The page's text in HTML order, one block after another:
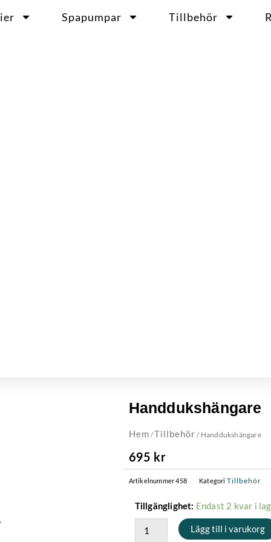
Spapumpar Tillbehör
Handdukshängare
Hem /Tillbehör / Handdukshängare
695 kr
Artikelnummer458 Kategori Tillbehör
Tillgänglighet: Endast 2 kvar i
Handdukshängare
mängd
Lägg till i varukorg